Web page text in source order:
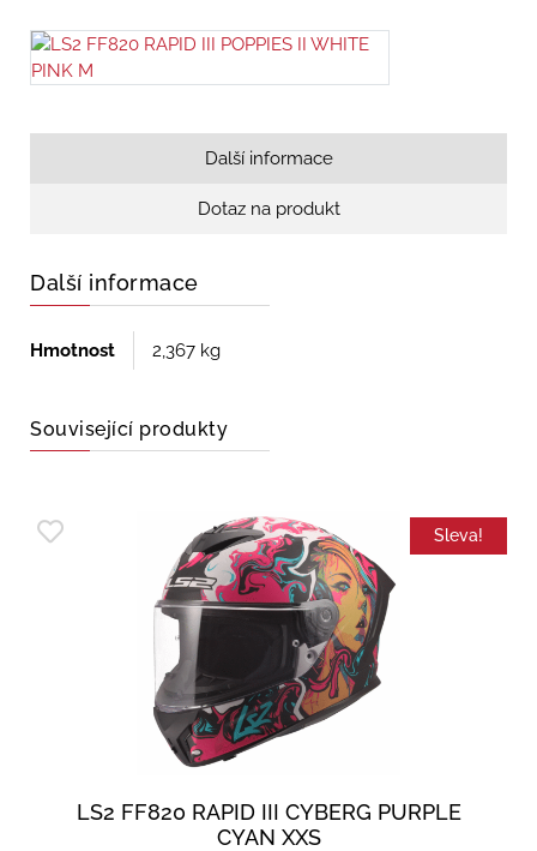
Další informace
Dotaz na produkt
Další informace
Hmotnost 2,367 kg
Související produkty
Sleva!
LS2 FF820 RAPID III CYBERG PURPLE
CYAN XXS